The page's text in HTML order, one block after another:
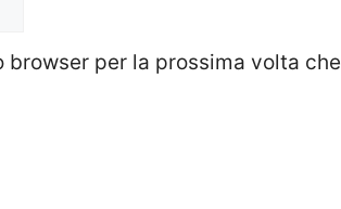
browser per la prossima volta che